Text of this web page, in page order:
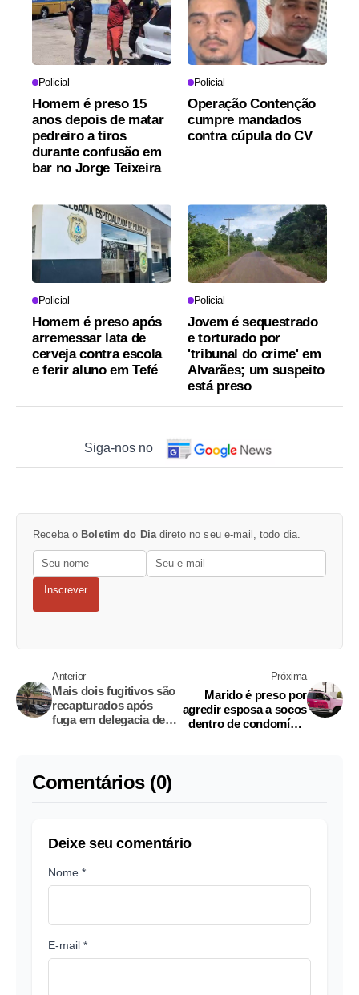
Policial
Homem é preso 15
anos depois de matar
pedreiro a tiros
durante confusão em
bar no Jorge Teixeira
Policial
Operação Contenção
cumpre mandados
contra cúpula do CV
Policial
Homem é preso após
arremessar lata de
cerveja contra escola
e ferir aluno em Tefé
Policial
Jovem é sequestrado
e torturado por
'tribunal do crime' em
Alvarães; um suspeito
está preso
Siga-nos no
Receba o Boletim do Diadireto no seu e-mail, todo dia.
Inscrever
Anterior
Mais dois fugitivos são
recapturados após
fuga em delegacia de
Próxima
Marido é preso por
agredir esposa a socos
dentro de condomínio
Comentários (0)
Deixe seu comentário
Nome *
E-mail *